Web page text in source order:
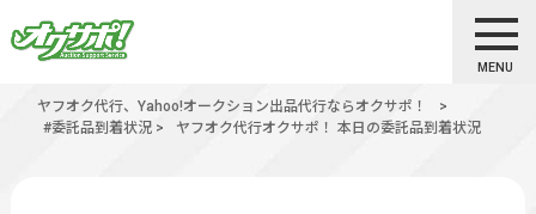
MENU
ヤフオク代行、Yahoo!オークション出品代行ならオクサポ！
>
#委託品到着状況 > ヤフオク代行オクサポ！ 本日の委託品到着状況